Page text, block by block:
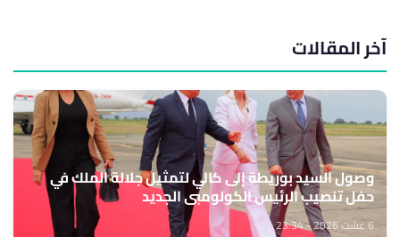
آخر المقالات
وصول السيد بوريطة إلى كالي لتمثيل جلالة الملك في
حفل تنصيب الرئيس الكولومبي الجديد
6 غشت 2026 - 23:34